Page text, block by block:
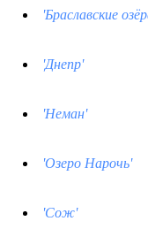
'Браславские
'Днепр'
'Неман'
'Озеро Нарочь'
'Сож'